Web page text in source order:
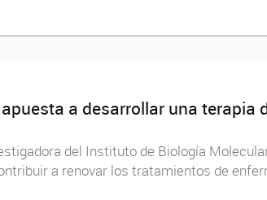
a desarrollar una terapia
del Instituto de Biología
a renovar los tratamientos de